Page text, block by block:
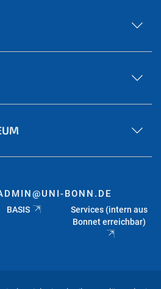
BONN.DE
BASIS
Services (intern aus
Bonnet erreichbar)